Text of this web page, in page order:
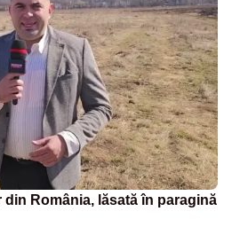
România, lăsată în paragină